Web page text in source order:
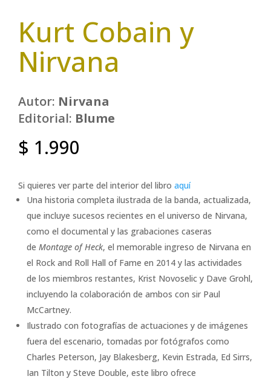
Kurt Cobain y
Nirvana
Autor: Nirvana
Editorial: Blume
$ 1.990
Si quieres ver parte del interior del libro aquí
Una historia completa ilustrada de la banda, actualizada,
que incluye sucesos recientes en el universo de Nirvana,
como el documental y las grabaciones caseras
de Montage of Heck, el memorable ingreso de Nirvana en
el Rock and Roll Hall of Fame en 2014 y las actividades
de los miembros restantes, Krist Novoselic y Dave Grohl,
incluyendo la colaboración de ambos con sir Paul
McCartney.
Ilustrado con fotografías de actuaciones y de imágenes
fuera del escenario, tomadas por fotógrafos como
Charles Peterson, Jay Blakesberg, Kevin Estrada, Ed Sirrs,
Ian Tilton y Steve Double, este libro ofrece